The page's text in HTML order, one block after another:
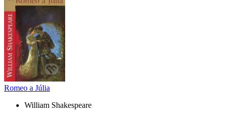
Romeo a Júlia
William Shakespeare